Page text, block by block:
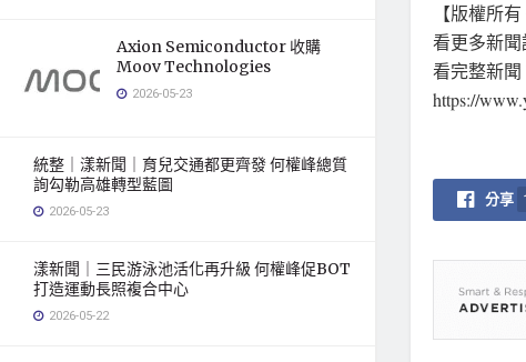
Axion Semiconductor 收購
Moov Technologies
2026-05-23
統整｜漾新聞｜育兒交通都更齊發 何權峰總質
詢勾勒高雄轉型藍圖
2026-05-23
漾新聞｜三民游泳池活化再升級 何權峰促BOT
打造運動長照複合中心
2026-05-22
【版權所
看更多新聞
看完整新
https://
分享